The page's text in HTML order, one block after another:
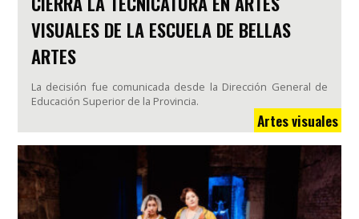
VISUALES DE LA ESCUELA DE BELLAS
ARTES
La decisión fue comunicada desde la Dirección General de
Educación Superior de la Provincia.
Artes visuales